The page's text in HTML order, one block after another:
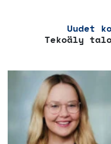
Uudet
Tekoäly